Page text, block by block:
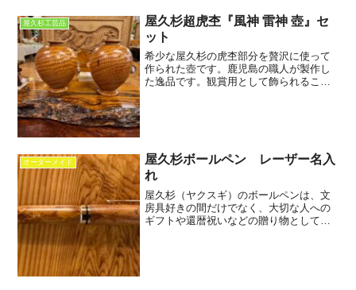
屋久杉工芸品
屋久杉超虎杢『風神 雷神 壺』セ
ット
希少な屋久杉の虎杢部分を贅沢に使って
作られた壺です。鹿児島の職人が製作し
た逸品です。観賞用として飾られること
オーダーメイド
屋久杉ボールペン レーザー名入
れ
屋久杉（ヤクスギ）のボールペンは、文
房具好きの間だけでなく、大切な人への
ギフトや還暦祝いなどの贈り物としても